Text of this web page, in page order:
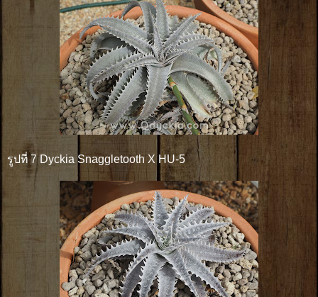
รูปที่ 7 Dyckia Snaggletooth X HU-5